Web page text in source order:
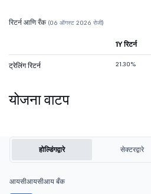
रिटर्न आणि रँक (06 ऑगस्ट 2026 रोजी)
1Y रिटर्न
ट्रेलिंग रिटर्न 21.30%
योजना वाटप
होल्डिंगद्वारे सेक्टरद्वारे
आयसीआयसीआय बँक